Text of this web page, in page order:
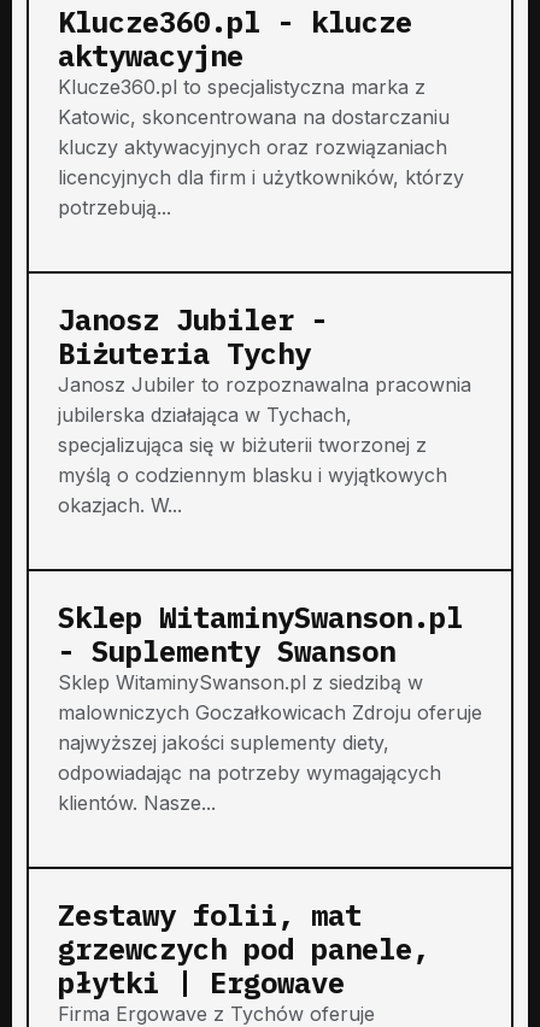
Klucze360.pl - klucze
aktywacyjne
Klucze360.pl to specjalistyczna marka z
Katowic, skoncentrowana na dostarczaniu
kluczy aktywacyjnych oraz rozwiązaniach
licencyjnych dla firm i użytkowników, którzy
potrzebują...
Janosz Jubiler -
Biżuteria Tychy
Janosz Jubiler to rozpoznawalna pracownia
jubilerska działająca w Tychach,
specjalizująca się w biżuterii tworzonej z
myślą o codziennym blasku i wyjątkowych
okazjach. W...
Sklep WitaminySwanson.pl
- Suplementy Swanson
Sklep WitaminySwanson.pl z siedzibą w
malowniczych Goczałkowicach Zdroju oferuje
najwyższej jakości suplementy diety,
odpowiadając na potrzeby wymagających
klientów. Nasze...
Zestawy folii, mat
grzewczych pod panele,
płytki | Ergowave
Firma Ergowave z Tychów oferuje